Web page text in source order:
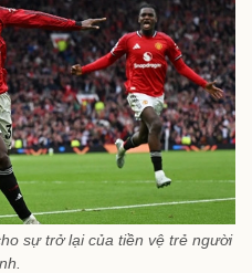
sự trở lại của tiền vệ trẻ người